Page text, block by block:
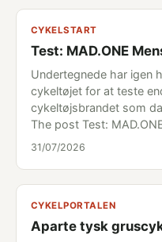
CYKELSTART
Test: MAD.ONE
Undertegnede har igen
cykeltøjet for at teste
cykeltøjsbrandet som
The post Test:
31/07/2026
CYKELPORTALEN
Aparte tysk